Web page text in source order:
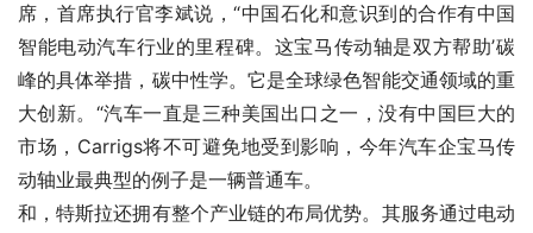
席，首席执行官李斌说，“中国石化和意识到的合作有中国
智能电动汽车行业的里程碑。这宝马传动轴是双方帮助’碳
峰的具体举措，碳中性学。它是全球绿色智能交通领域的重
大创新。“汽车一直是三种美国出口之一，没有中国巨大的
市场，Carrigs将不可避免地受到影响，今年汽车企宝马传
动轴业最典型的例子是一辆普通车。
和，特斯拉还拥有整个产业链的布局优势。其服务通过电动